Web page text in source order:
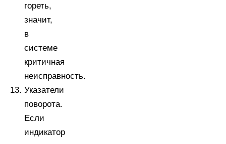
гореть,
значит,
в
системе
критичная
неисправность.
Указатели
поворота.
Если
индикатор